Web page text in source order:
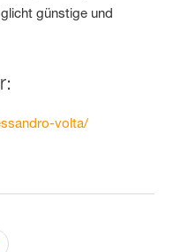
günstige und
volta/